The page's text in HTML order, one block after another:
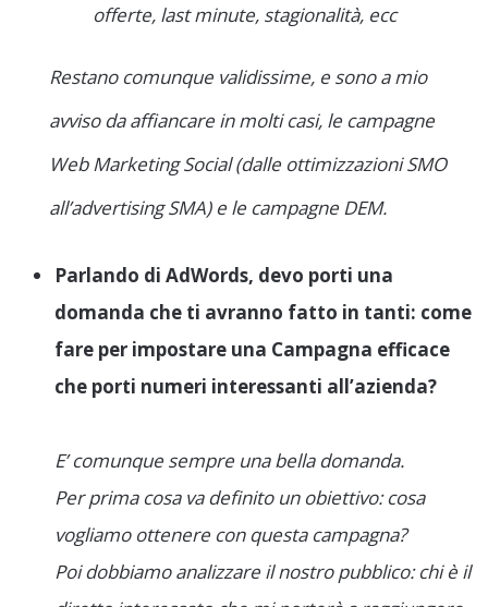
offerte, last minute, stagionalità, ecc
Restano comunque validissime, e sono a mio
avviso da affiancare in molti casi, le campagne
Web Marketing Social (dalle ottimizzazioni SMO
all’advertising SMA) e le campagne DEM.
Parlando di AdWords, devo porti una
domanda che ti avranno fatto in tanti: come
fare per impostare una Campagna efficace
che porti numeri interessanti all’azienda?
E’ comunque sempre una bella domanda.
Per prima cosa va definito un obiettivo: cosa
vogliamo ottenere con questa campagna?
Poi dobbiamo analizzare il nostro pubblico: chi è il